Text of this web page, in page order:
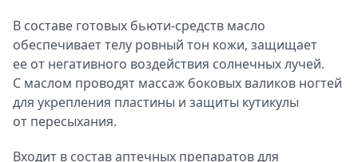
В составе готовых бьюти-средств масло
обеспечивает телу ровный тон кожи, защищает
ее от негативного воздействия солнечных лучей.
С маслом проводят массаж боковых валиков ногтей
для укрепления пластины и защиты кутикулы
от пересыхания.
Входит в состав аптечных препаратов для